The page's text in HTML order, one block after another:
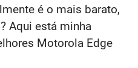
é o mais barato,
Aqui está minha
Motorola Edge